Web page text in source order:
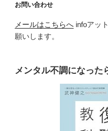
お問い合わせ
メールはこちらへ infoアッ
願いします。
メンタル不調になった